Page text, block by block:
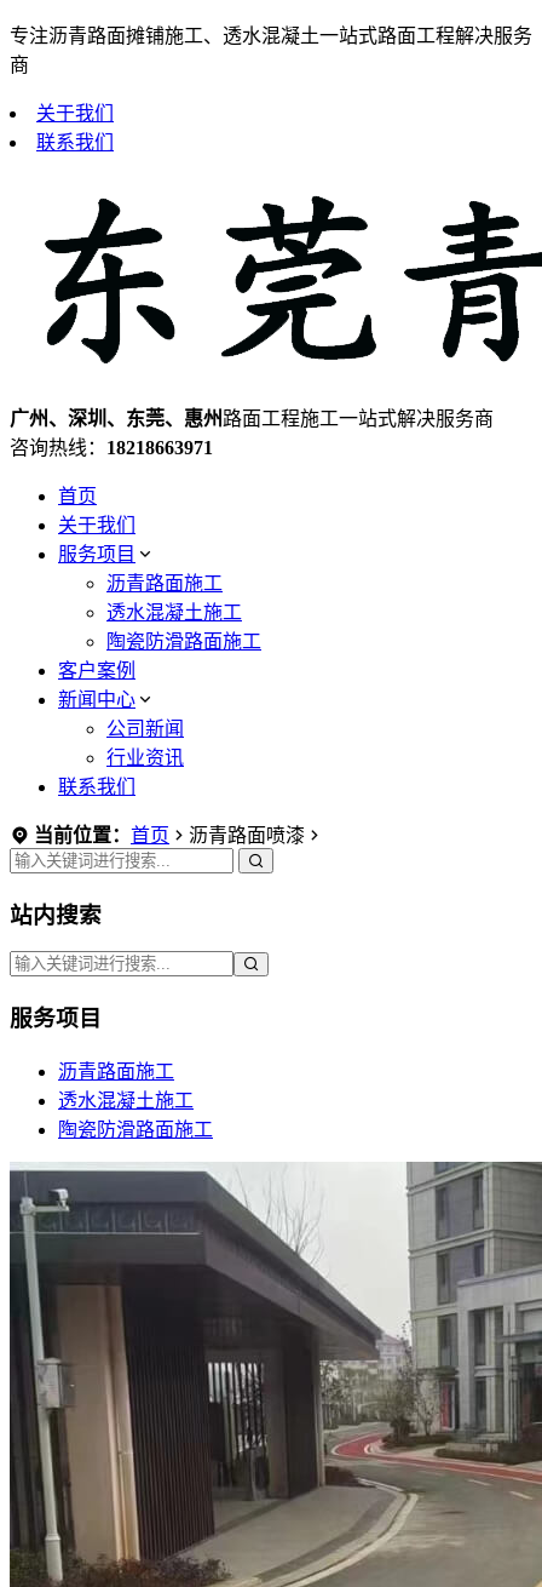
专注沥青路面摊铺施工、透水混凝土一站式路面工程解决服务
商
关于我们
联系我们
广州、深圳、东莞、惠州路面工程施工一站式解决服务商
咨询热线： 18218663971
首页
关于我们
服务项目
沥青路面施工
透水混凝土施工
陶瓷防滑路面施工
客户案例
新闻中心
公司新闻
行业资讯
联系我们
当前位置： 首页 沥青路面喷漆
站内搜索
服务项目
沥青路面施工
透水混凝土施工
陶瓷防滑路面施工